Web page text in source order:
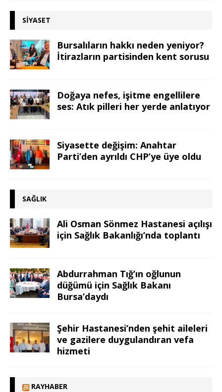
SIYASET
Bursalıların hakkı neden yeniyor?
İtirazların partisinden kent sorusu
Doğaya nefes, işitme engellilere
ses: Atık pilleri her yerde anlatıyor
Siyasette değişim: Anahtar
Parti’den ayrıldı CHP’ye üye oldu
SAĞLIK
Ali Osman Sönmez Hastanesi açılışı
için Sağlık Bakanlığı’nda toplantı
Abdurrahman Tığ’ın oğlunun
düğümü için Sağlık Bakanı
Bursa’daydı
Şehir Hastanesi’nden şehit aileleri
ve gazilere duygulandıran vefa
hizmeti
RAYHABER